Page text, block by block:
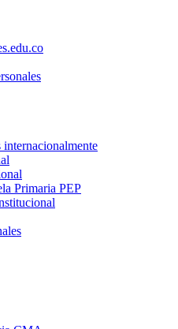
Primaria PEP